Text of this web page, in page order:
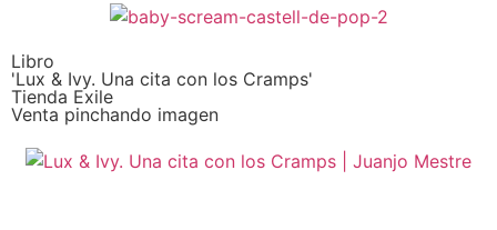
Libro
'Lux & Ivy. Una cita con los Cramps'
Tienda Exile
Venta pinchando imagen